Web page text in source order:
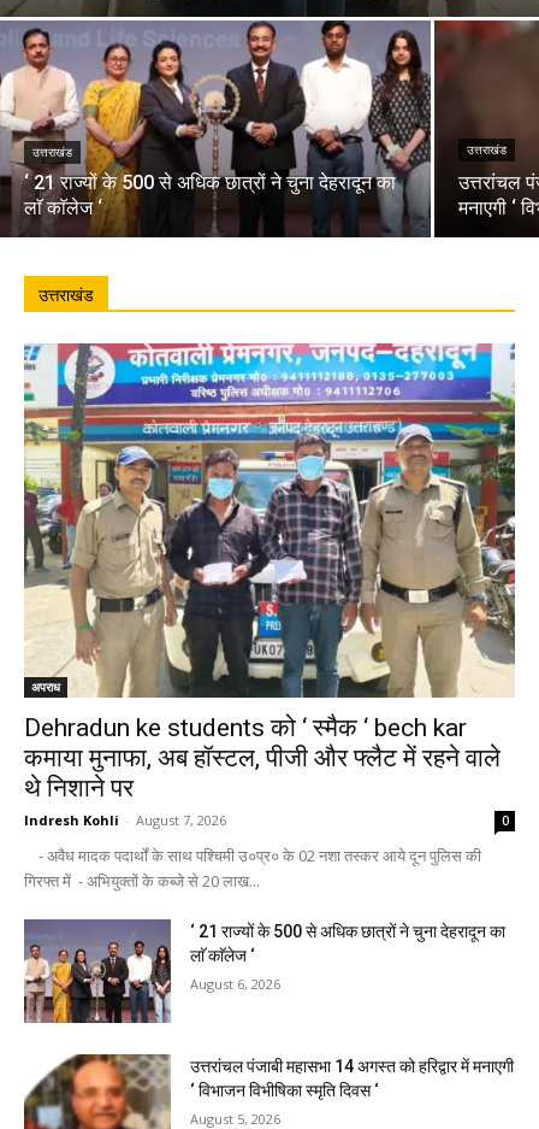
उत्तराखंड
‘ 21 राज्यों के 500 से अधिक छात्रों ने चुना देहरादून का
लाॅ काॅलेज ‘
उत्तराखंड
उत्तरांचल
मनाएगी ‘
उत्तराखंड
अपराध
Dehradun ke students को ‘ स्मैक ‘ bech kar
कमाया मुनाफा, अब हॉस्टल, पीजी और फ्लैट में रहने वाले
थे निशाने पर
Indresh Kohli - August 7, 2026 0
- अवैध मादक पदार्थों के साथ पश्चिमी उ०प्र० के 02 नशा तस्कर आये दून पुलिस की
गिरफ्त में - अभियुक्तों के कब्जे से 20 लाख...
‘ 21 राज्यों के 500 से अधिक छात्रों ने चुना देहरादून का
लाॅ काॅलेज ‘
August 6, 2026
उत्तरांचल पंजाबी महासभा 14 अगस्त को हरिद्वार में मनाएगी
‘ विभाजन विभीषिका स्मृति दिवस ‘
August 5, 2026